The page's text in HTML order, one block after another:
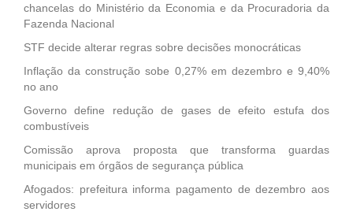
chancelas do Ministério da Economia e da Procuradoria da
Fazenda Nacional
STF decide alterar regras sobre decisões monocráticas
Inflação da construção sobe 0,27% em dezembro e 9,40%
no ano
Governo define redução de gases de efeito estufa dos
combustíveis
Comissão aprova proposta que transforma guardas
municipais em órgãos de segurança pública
Afogados: prefeitura informa pagamento de dezembro aos
servidores